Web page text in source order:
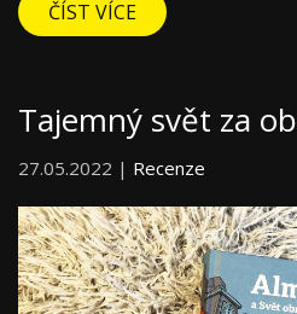
ČÍST VÍCE
Tajemný svět za
27.05.2022 | Recenze